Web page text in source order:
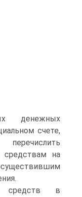
денежных
счете,
средствам на
средств в